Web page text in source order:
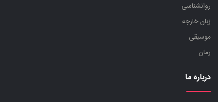
روانشناسی
زبان خارجه
موسیقی
رمان
درباره ما